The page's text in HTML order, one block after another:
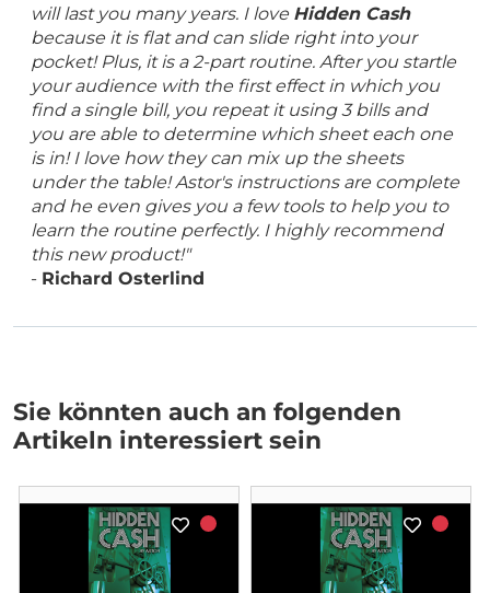
will last you many years. I love Hidden Cash
because it is flat and can slide right into your
pocket! Plus, it is a 2-part routine. After you startle
your audience with the first effect in which you
find a single bill, you repeat it using 3 bills and
you are able to determine which sheet each one
is in! I love how they can mix up the sheets
under the table! Astor's instructions are complete
and he even gives you a few tools to help you to
learn the routine perfectly. I highly recommend
this new product!"
- Richard Osterlind
Sie könnten auch an folgenden
Artikeln interessiert sein